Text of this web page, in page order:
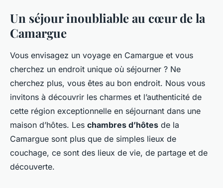
Un séjour inoubliable au cœur de la
Camargue
Vous envisagez un voyage en Camargue et vous
cherchez un endroit unique où séjourner ? Ne
cherchez plus, vous êtes au bon endroit. Nous vous
invitons à découvrir les charmes et l’authenticité de
cette région exceptionnelle en séjournant dans une
maison d’hôtes. Les chambres d’hôtes de la
Camargue sont plus que de simples lieux de
couchage, ce sont des lieux de vie, de partage et de
découverte.